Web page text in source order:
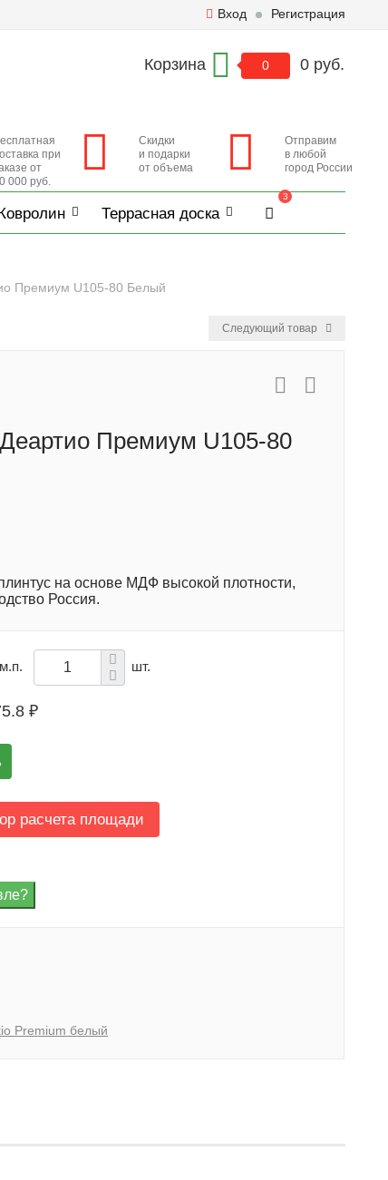
Вход Регистрация
Корзина 0 0 руб.
при
от
000 руб.
Скидки
и подарки
от объема
Отправим
в любой
город России
Террасная доска
3
Премиум U105-80 Белый
Следующий товар
Премиум U105-80
на основе МДФ высокой плотности,
Россия.
м.п. шт.
₽
расчета площади
Premium белый